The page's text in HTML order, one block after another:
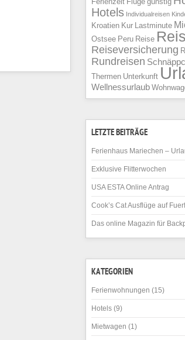
Hotels Individualreisen
Kroatien Kur Lastminute
Ostsee Peru Reise
Reiseversicherung
Rundreisen
Thermen Unterkunft
Wellnessurlaub
LETZTE BEITRÄGE
Ferienhaus Mariechen –
Exklusive Flitterwochen
USA ESTA Online Antrag
Cook’s Cat Ausflüge auf
Das online Magazin für
KATEGORIEN
Ferienwohnungen (15)
Hotels (9)
Mietwagen (1)